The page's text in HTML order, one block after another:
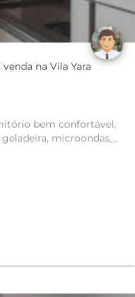
na Vila Yara
bem confortável,
microondas,